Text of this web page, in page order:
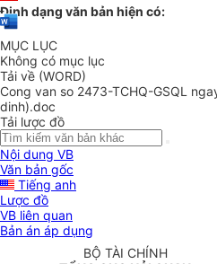
Định dạng văn bản hiện có:
MỤC LỤC
Không có mục lục
Tải về (WORD)
Cong van so 2473-TCHQ-GSQL
dinh).doc
Tải lược đồ
Nội dung VB
Văn bản gốc
Tiếng anh
Lược đồ
VB liên quan
Bản án áp dụng
BỘ TÀI CHÍNH